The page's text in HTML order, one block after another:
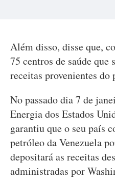
Além disso, disse que,
75 centros de saúde que
receitas provenientes do
No passado dia 7 de
Energia dos Estados
garantiu que o seu país
petróleo da Venezuela
depositará as receitas
administradas por